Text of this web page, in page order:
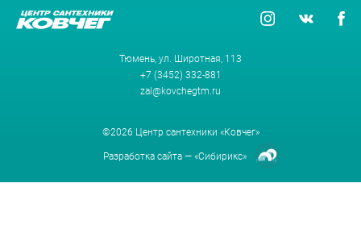
Тюмень, ул. Широтная, 113
+7 (3452) 332-881
zal@kovchegtm.ru
©2026 Центр сантехники «Ковчег»
Разработка сайта — «Сибирикс»